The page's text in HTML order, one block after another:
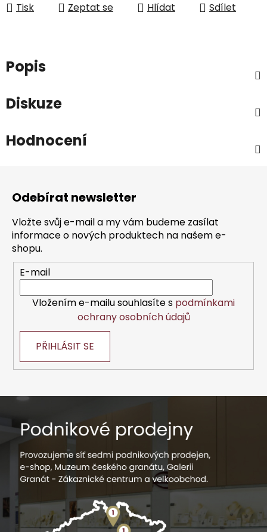
Tisk Zeptat se Hlídat Sdílet
Popis
Diskuze
Hodnocení
Odebírat newsletter
Vložte svůj e-mail a my vám budeme zasílat
informace o nových produktech na našem e-
shopu.
E-mail
Vložením e-mailu souhlasíte s podmínkami
ochrany osobních údajů
PŘIHLÁSIT SE